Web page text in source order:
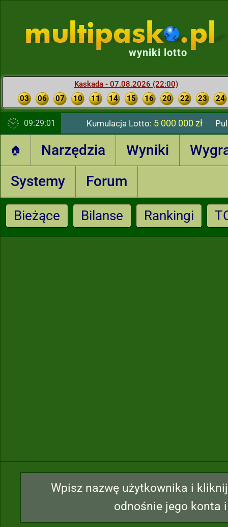
wyniki lotto
Kaskada - 07.08.2026 (22:00)
03
06 07 10 11 14 15 16 20 22 23 24
09:29:02 Kumulacja Lotto: 5 000 000 zł
🏠 Narzędzia Wyniki
Systemy
Forum
Bieżące Bilanse Rankingi
Wpisz nazwę użytkownika i
odnośnie jego konta